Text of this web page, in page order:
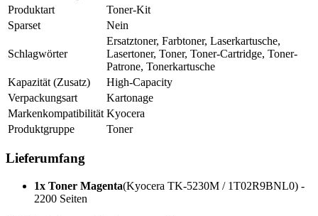
Produktart
Toner-Kit
Sparset
Nein
Schlagwörter
Ersatztoner, Farbtoner, Laserkartusche,
Lasertoner, Toner, Toner-Cartridge, Toner-
Patrone, Tonerkartusche
Kapazität (Zusatz)
High-Capacity
Verpackungsart
Kartonage
Markenkompatibilität Kyocera
Produktgruppe
Toner
Lieferumfang
1x Toner Magenta(Kyocera TK-5230M / 1T02R9BNL0) -
2200 Seiten